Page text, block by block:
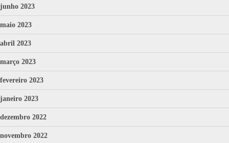
junho 2023
maio 2023
abril 2023
março 2023
fevereiro 2023
janeiro 2023
dezembro 2022
novembro 2022